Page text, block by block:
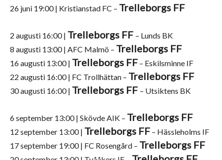
26 juni 19:00 | Kristianstad FC – Trelleborgs FF
2 augusti 16:00 | Trelleborgs FF – Lunds BK
8 augusti 13:00 | AFC Malmö – Trelleborgs FF
16 augusti 13:00 | Trelleborgs FF – Eskilsminne IF
22 augusti 16:00 | FC Trollhättan – Trelleborgs FF
30 augusti 16:00 | Trelleborgs FF – Utsiktens BK
6 september 13:00 | Skövde AIK – Trelleborgs FF
12 september 13:00 | Trelleborgs FF – Hässleholms IF
17 september 19:00 | FC Rosengård – Trelleborgs FF